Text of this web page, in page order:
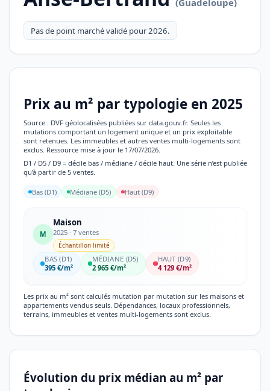
(Guadeloupe)
Pas de point marché validé pour 2026.
Prix au m² par typologie en 2025
Source : DVF géolocalisées publiées sur data.gouv.fr. Seules les
mutations comportant un logement unique et un prix exploitable
sont retenues. Les immeubles et autres ventes multi-logements sont
exclus. Ressource mise à jour le 17/07/2026.
D1 / D5 / D9 = décile bas / médiane / décile haut. Une série n’est publiée
qu’à partir de 5 ventes.
Bas (D1) Médiane (D5) Haut (D9)
M
Maison
2025 · 7 ventes
Échantillon limité
BAS (D1)
395 €/m²
MÉDIANE (D5)
2 965 €/m²
HAUT (D9)
4 129 €/m²
Les prix au m² sont calculés mutation par mutation sur les maisons et
appartements vendus seuls. Dépendances, locaux professionnels,
terrains, immeubles et ventes multi-logements sont exclus.
Évolution du prix médian au m² par